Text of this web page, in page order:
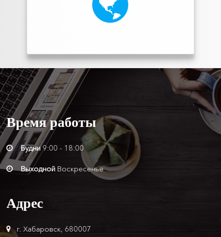
Времяработы
Будни9:00 - 18:00
Выходной Воскресенье
Адрес
г. Хабаровск, 680007